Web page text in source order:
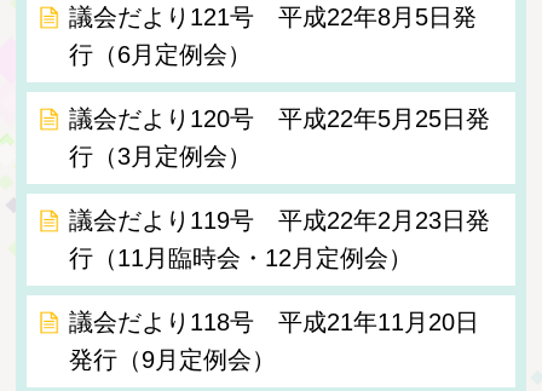
議会だより121号 平成22年8月5日発
行（6月定例会）
議会だより120号 平成22年5月25日発
行（3月定例会）
議会だより119号 平成22年2月23日発
行（11月臨時会・12月定例会）
議会だより118号 平成21年11月20日
発行（9月定例会）